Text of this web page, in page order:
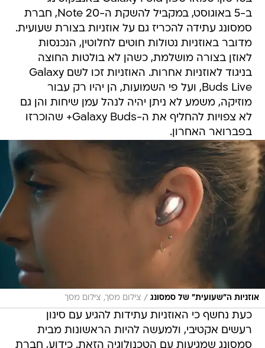
ב-5 באוגוסט, במקביל להשקת ה-Note 20, חברת
סמסונג עתידה להכריז גם על אוזניות בצורת שעועית.
מדובר באוזניות נטולות חוטים לחלוטין, הנכנסות
לאוזן בצורה מושלמת, כשהן לא בולטות החוצה
בניגוד לאוזניות אחרות. האוזניות זכו לשם Galaxy
Buds Live, ועל פי השמועות, הן יהיו רק עבור
מוזיקה, משמע לא ניתן יהיה לנהל עמן שיחות והן גם
לא צפויות להחליף את ה-Galaxy Buds+ שהוכרזו
בפברואר האחרון.
אוזניות ה"שעועית" של סמסונג / צילום מסך, צילום מסך
כעת נחשף כי האוזניות עתידות להגיע עם סינון
רעשים אקטיבי, ולמעשה להיות הראשונות מבית
סמסונג שמגיעות עם הטכנולוגיה הזאת. כידוע, חברת